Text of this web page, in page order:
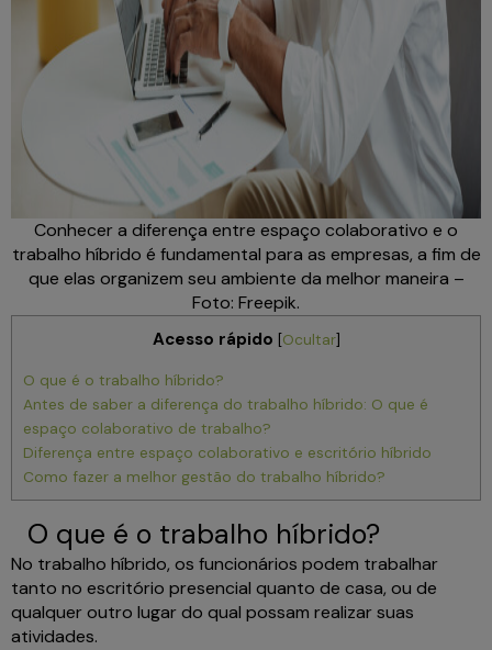
Conhecer a diferença entre espaço colaborativo e o
trabalho híbrido é fundamental para as empresas, a fim de
que elas organizem seu ambiente da melhor maneira –
Foto: Freepik.
Acesso rápido [Ocultar]
O que é o trabalho híbrido?
Antes de saber a diferença do trabalho híbrido: O que é
espaço colaborativo de trabalho?
Diferença entre espaço colaborativo e escritório híbrido
Como fazer a melhor gestão do trabalho híbrido?
O que é o trabalho híbrido?
No trabalho híbrido, os funcionários podem trabalhar
tanto no escritório presencial quanto de casa, ou de
qualquer outro lugar do qual possam realizar suas
atividades.